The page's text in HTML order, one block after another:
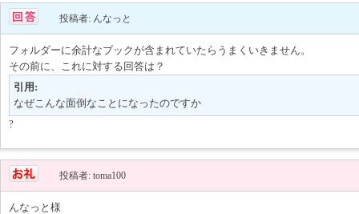
投稿者: んなっと
フォルダーに余計なブックが含まれていたらうまくいきません。
その前に、これに対する回答は？
引用:
なぜこんな面倒なことになったのですか
?
投稿者: toma100
んなっと様